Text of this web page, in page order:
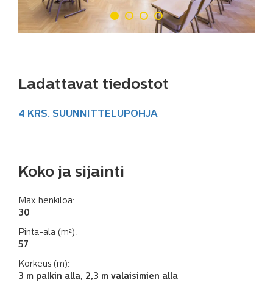
Ladattavat tiedostot
4 KRS. SUUNNITTELUPOHJA
Koko ja sijainti
Max henkilöä:
30
Pinta-ala (m²):
57
Korkeus (m):
3 m palkin alla, 2,3 m valaisimien alla